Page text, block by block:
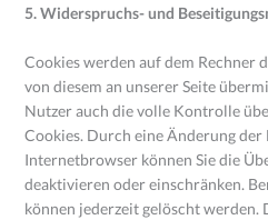
5. Widerspruchs- und
Cookies werden auf dem Rechner
von diesem an unserer Seite
Nutzer auch die volle Kontrolle
Cookies. Durch eine Änderung
Internetbrowser können Sie die
deaktivieren oder einschränken.
können jederzeit gelöscht werden.